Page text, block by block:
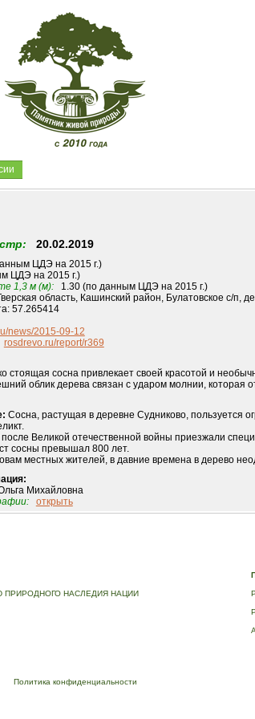
20.02.2019
ЦДЭ на 2015 г.)
ЦДЭ на 2015 г.)
1,3 м (м):1.30 (по данным ЦДЭ на 2015 г.)
область, Кашинский район, Булатовское с/п,
57.265414
news/2015-09-12
rosdrevo.ru/report/r369
стоящая сосна привлекает своей красотой и
облик дерева связан с ударом молнии, которая
Сосна, растущая в деревне Судниково, пользуется
Великой отечественной войны приезжали
сосны превышал 800 лет.
местных жителей, в давние времена в дерево
Михайловна
открыть
НАСЛЕДИЯ НАЦИИ
Политика конфиденциальности